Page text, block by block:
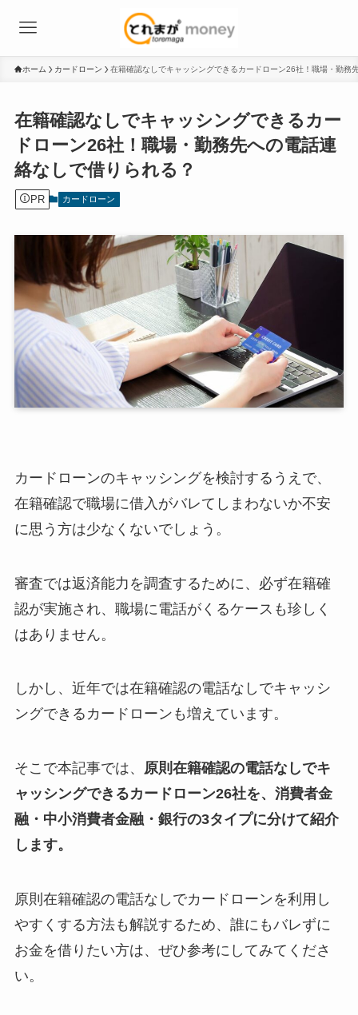
ホーム カードローン 在籍確認なしでキャッシングできるカードローン26社！職場・勤務
在籍確認なしでキャッシングできるカー
ドローン26社！職場・勤務先への電話連
絡なしで借りられる？
PR カードローン
カードローンのキャッシングを検討するうえで、
在籍確認で職場に借入がバレてしまわないか不安
に思う方は少なくないでしょう。
審査では返済能力を調査するために、必ず在籍確
認が実施され、職場に電話がくるケースも珍しく
はありません。
しかし、近年では在籍確認の電話なしでキャッシ
ングできるカードローンも増えています。
そこで本記事では、 原則在籍確認の電話なしでキ
ャッシングできるカードローン26社を、消費者金
融・中小消費者金融・銀行の3タイプに分けて紹介
します。
原則在籍確認の電話なしでカードローンを利用し
やすくする方法も解説するため、誰にもバレずに
お金を借りたい方は、ぜひ参考にしてみてくださ
い。